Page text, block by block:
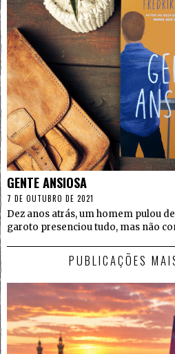
GENTE ANSIOSA
7 DE OUTUBRO DE 2021
Dez anos atrás, um homem pulou
garoto presenciou tudo, mas não
PUBLICAÇÕES